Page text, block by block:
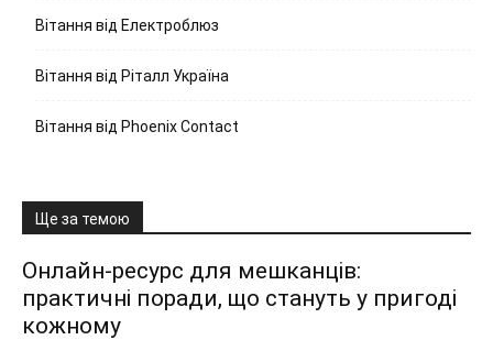
Вітання від Електроблюз
Вітання від Ріталл Україна
Вітання від Phoenix Contact
Ще за темою
Онлайн-ресурс для мешканців:
практичні поради, що стануть у пригоді
кожному